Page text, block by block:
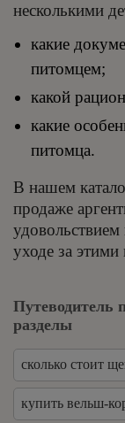
несколькими
какие
питомцем;
какой
какие
питомца.
В нашем
продаже
уходе за
Путеводитель
разделы
сколько стоит
купить вельш-